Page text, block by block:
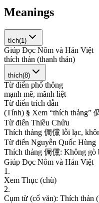
Meanings
tích(1 )
Giúp Đọc Nôm và Hán Việt
thích thản (thanh thản)
thích(8)
Từ điển phổ thông
mạnh mẽ, mãnh liệt
Từ điển trích dẫn
(Tính) § Xem “thích thảng”
Từ điển Thiều Chửu
Thích thảng 倜儻 lỗi lạc, khô
Từ điển Nguyễn Quốc Hùng
Thích thảng 倜儻: Không gò
Giúp Đọc Nôm và Hán Việt
1 .
Xem Thục (chù)
2.
Cụm từ (cổ văn): Thích thản (